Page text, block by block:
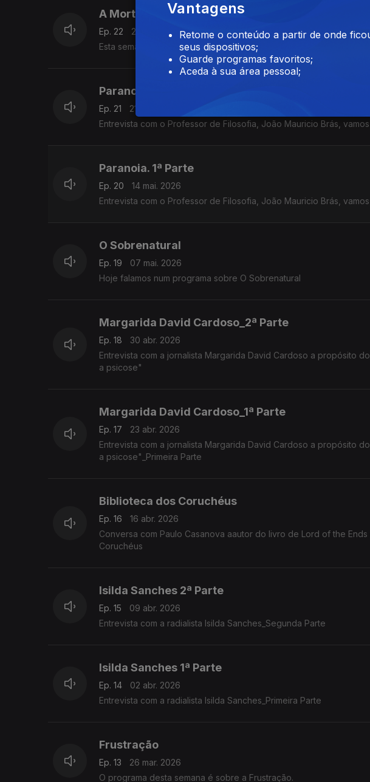
A Morte
Ep. 22
28 mai. 2026
Paranoia. 2ª Parte,
Ep. 21
21 mai. 2026
Entrevista com o Professor de Filosofia, João Mauricio Brás,
Paranoia. 1ª Parte
Ep. 20
14 mai. 2026
Entrevista com o Professor de Filosofia, João Mauricio Brás,
O Sobrenatural
Ep. 19
07 mai. 2026
Hoje falamos num programa sobre O Sobrenatural
Margarida David Cardoso_2ª Parte
Ep. 18
30 abr. 2026
Entrevista com a jornalista Margarida David Cardoso a propósito
a psicose"
Margarida David Cardoso_1ª Parte
Ep. 17
23 abr. 2026
Entrevista com a jornalista Margarida David Cardoso a propósito
a psicose"_Primeira Parte
Biblioteca dos Coruchéus
Ep. 16
16 abr. 2026
Conversa com Paulo Casanova aautor do livro de Lord of the
Coruchéus
Isilda Sanches 2ª Parte
Ep. 15
09 abr. 2026
Entrevista com a radialista Isilda Sanches_Segunda Parte
Isilda Sanches 1ª Parte
Ep. 14
02 abr. 2026
Entrevista com a radialista Isilda Sanches_Primeira Parte
Frustração
Ep. 13
26 mar. 2026
O programa desta semana é sobre a Frustração.
Vantagens
Retome o conteúdo a partir de onde
seus dispositivos;
Guarde programas favoritos;
Aceda à sua área pessoal;